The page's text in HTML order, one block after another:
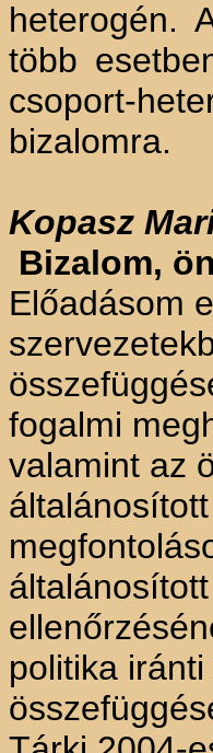
heterogén.
több
csoport-
bizalomra.
Kopasz
Bizalom,
Előadásom
fogalmi
valamint az
politika